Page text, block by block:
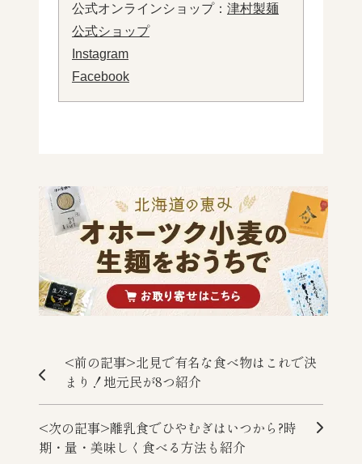
公式オンラインショップ： 津村製麺
公式ショップ
Instagram
Facebook
<前の記事>北見で有名な食べ物はこれで決
まり！地元民が8つ紹介
<次の記事>離乳食でひやむぎはいつから?時
期・量・美味しく食べる方法も紹介